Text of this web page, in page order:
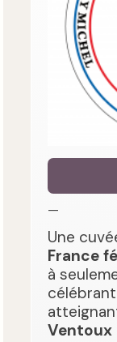
—
Une
France
à
Ventoux